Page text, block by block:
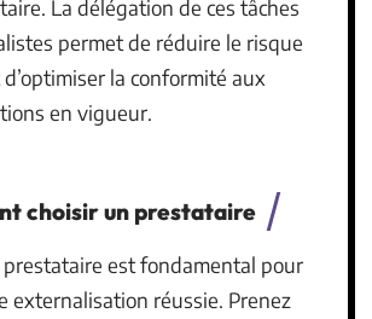
La délégation de ces tâches
permet de réduire le risque
d’optimiser la conformité aux
en vigueur.
choisir un prestataire
prestataire est fondamental pour
externalisation réussie. Prenez